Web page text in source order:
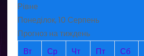
Рівне
Понеділок, 10 Серпень
Прогноз на тиждень
Вт
Ср Чт Пт Сб